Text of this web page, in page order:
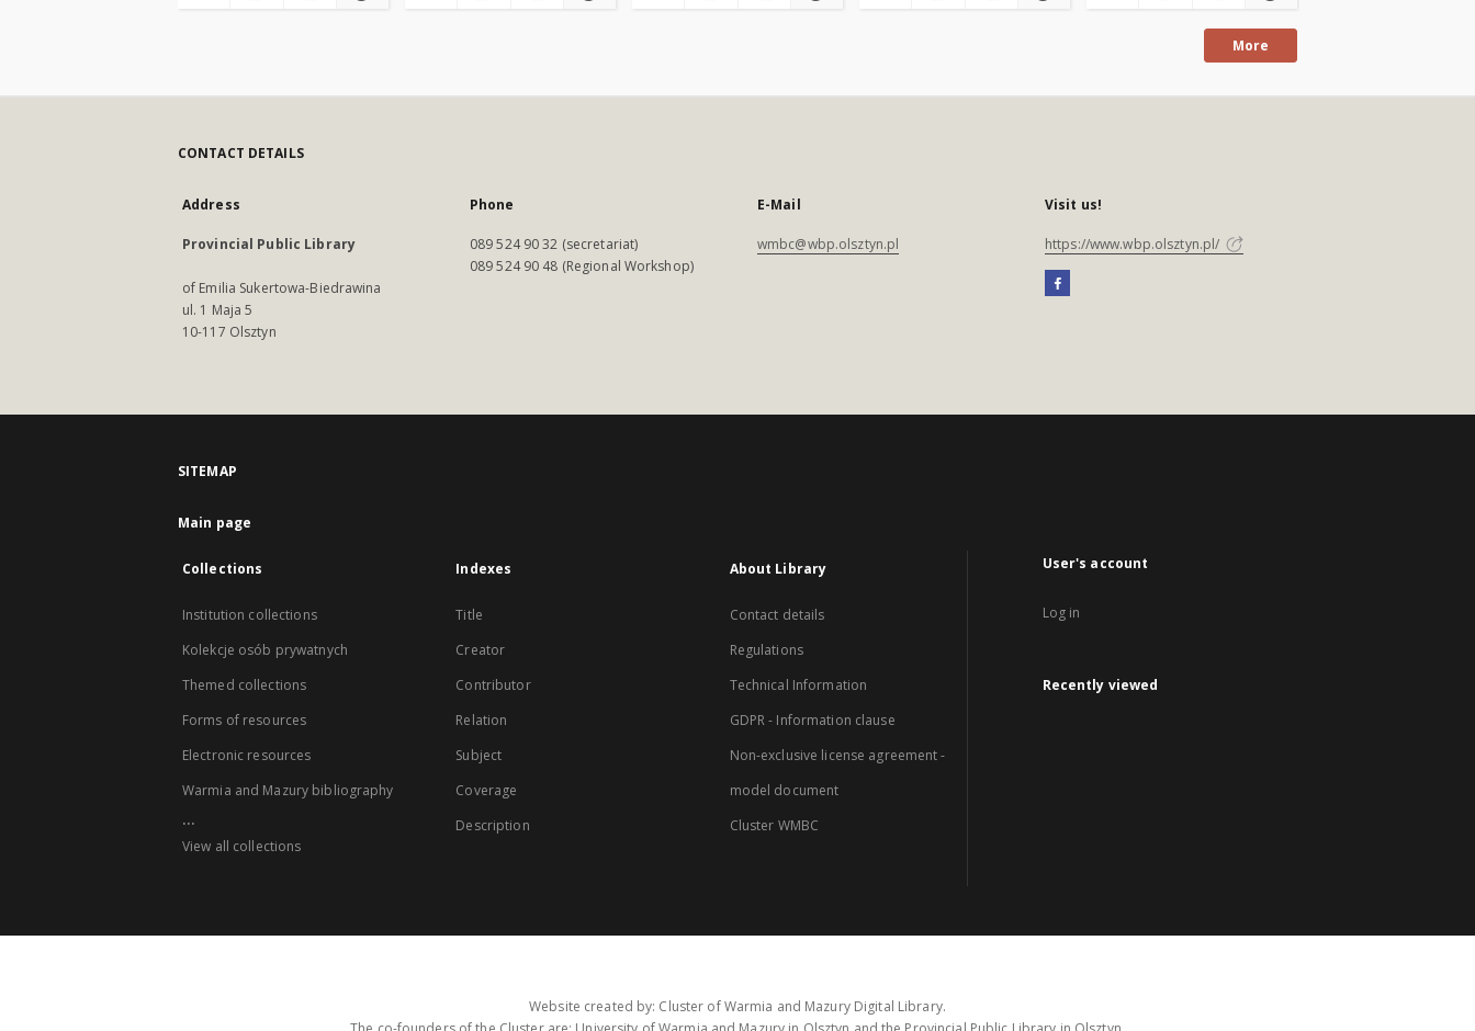
More
CONTACT DETAILS
Address
Provincial Public Library
of Emilia Sukertowa-Biedrawina
ul. 1 Maja 5
10-117 Olsztyn
Phone
089 524 90 32 (secretariat)
089 524 90 48 (Regional Workshop)
E-Mail
wmbc@wbp.olsztyn.pl
Visit us!
https://www.wbp.olsztyn.pl/
SITEMAP
Main page
Collections
Institution collections
Kolekcje osób prywatnych
Themed collections
Forms of resources
Electronic resources
Warmia and Mazury bibliography
...
View all collections
Indexes
Title
Creator
Contributor
Relation
Subject
Coverage
Description
About Library
Contact details
Regulations
Technical Information
GDPR - Information clause
Non-exclusive license agreement -
model document
Cluster WMBC
User's account
Log in
Recently viewed
Website created by: Cluster of Warmia and Mazury Digital Library.